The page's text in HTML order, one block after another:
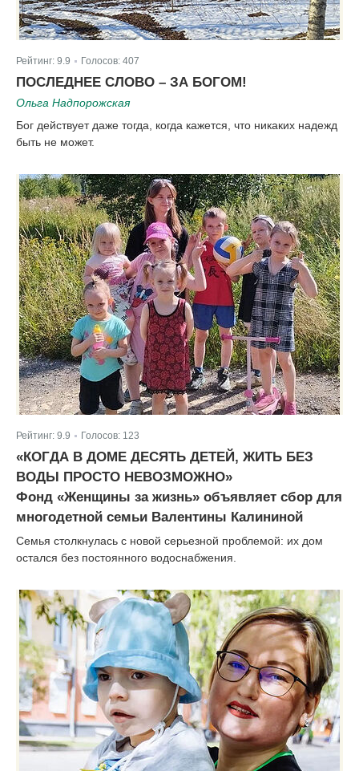
Рейтинг: 9.9 Голосов: 407
ПОСЛЕДНЕЕ СЛОВО – ЗА БОГОМ!
Ольга Надпорожская
Бог действует даже тогда, когда кажется, что никаких надежд
быть не может.
Рейтинг: 9.9 Голосов: 123
«КОГДА В ДОМЕ ДЕСЯТЬ ДЕТЕЙ, ЖИТЬ БЕЗ
ВОДЫ ПРОСТО НЕВОЗМОЖНО»
Фонд «Женщины за жизнь» объявляет сбор для
многодетной семьи Валентины Калининой
Семья столкнулась с новой серьезной проблемой: их дом
остался без постоянного водоснабжения.